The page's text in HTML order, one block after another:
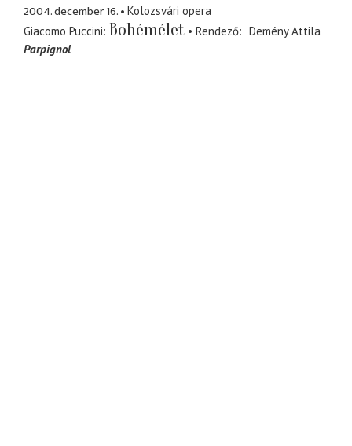
2004. december 16.
Kolozsvári opera
Giacomo Puccini Bohémélet Rendező
Demény Attila
Parpignol